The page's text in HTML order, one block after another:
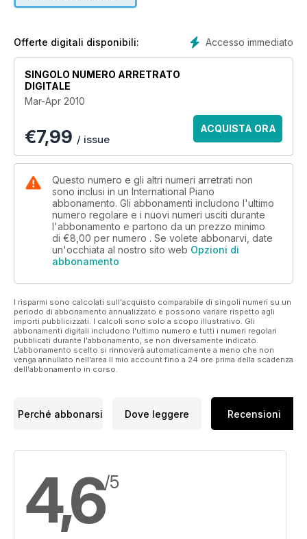
Accesso immediato
Offerte digitali disponibili:
SINGOLO NUMERO ARRETRATO
DIGITALE
Mar-Apr 2010
€7,99 / issue
ACQUISTA ORA
Questo numero e gli altri numeri arretrati non
sono inclusi in un International Piano
abbonamento. Gli abbonamenti includono l'ultimo
numero regolare e i nuovi numeri usciti durante
l'abbonamento e partono da un prezzo minimo
di €8,00 per numero . Se volete abbonarvi, date
un'occhiata al nostro sito web Opzioni di
abbonamento
I risparmi sono calcolati sull'acquisto comparabile di singoli numeri su un
periodo di abbonamento annualizzato e possono variare rispetto agli
importi pubblicizzati. I calcoli sono solo a scopo illustrativo. Gli
abbonamenti digitali includono l'ultimo numero e tutti i numeri regolari
pubblicati durante l'abbonamento, se non diversamente indicato.
L'abbonamento scelto si rinnoverà automaticamente a meno che non
venga annullato nell'area Il mio account fino a 24 ore prima della scadenza
dell'abbonamento in corso.
Perché abbonarsi Dove leggere Recensioni
4,6/5